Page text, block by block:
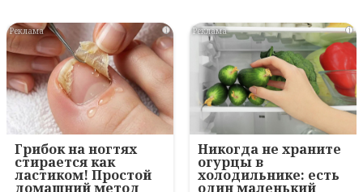
i
Грибок на ногтях
стирается как
ластиком! Простой
домашний метод
i
Никогда не храните
огурцы в
холодильнике: есть
один маленький